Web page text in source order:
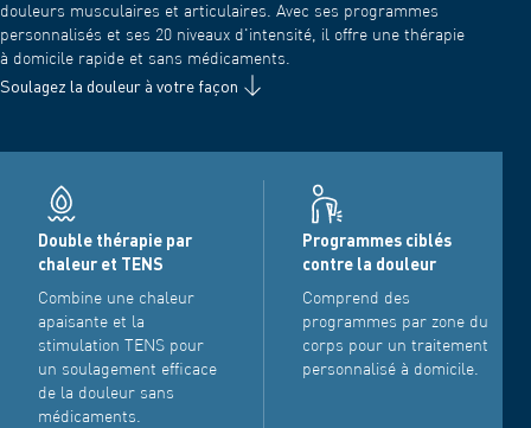
douleurs musculaires et articulaires. Avec ses programmes
personnalisés et ses 20 niveaux d'intensité, il offre une thérapie
à domicile rapide et sans médicaments.
Soulagez la douleur à votre façon
Double thérapie par
chaleur et TENS
Combine une chaleur
apaisante et la
stimulation TENS pour
un soulagement efficace
de la douleur sans
médicaments.
Programmes ciblés
contre la douleur
Comprend des
programmes par zone du
corps pour un traitement
personnalisé à domicile.